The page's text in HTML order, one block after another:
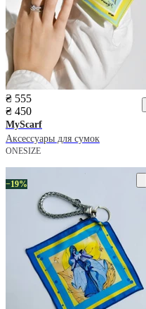
₴ 555
₴ 450
MyScarf
Аксессуары для сумок
ONESIZE
−19%